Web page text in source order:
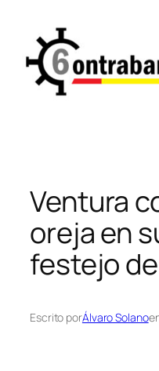
contenido
Ventura
oreja en
festejo
Escrito porÁlvaro Solano